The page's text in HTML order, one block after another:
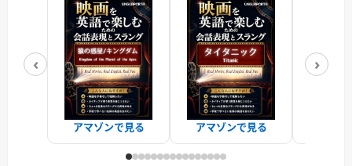
‹
アマゾンで見る アマゾンで見る
›